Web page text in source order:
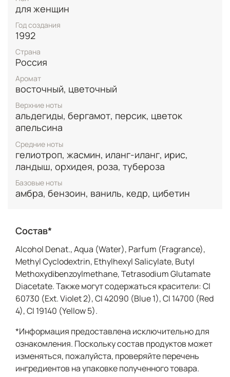
современность.
для женщин
Год создания
1992
Страна
Россия
Аромат
восточный, цветочный
Верхние ноты
альдегиды, бергамот, персик, цветок
апельсина
Средние ноты
гелиотроп, жасмин, иланг-иланг, ирис,
ландыш, орхидея, роза, тубероза
Базовые ноты
амбра, бензоин, ваниль, кедр, цибетин
Состав*
Alcohol Denat., Aqua (Water), Parfum (Fragrance),
Methyl Cyclodextrin, Ethylhexyl Salicylate, Butyl
Methoxydibenzoylmethane, Tetrasodium Glutamate
Diacetate. Также могут содержаться красители: CI
60730 (Ext. Violet 2), CI 42090 (Blue 1), CI 14700 (Red
4), CI 19140 (Yellow 5).
*Информация предоставлена исключительно для
ознакомления. Поскольку состав продуктов может
изменяться, пожалуйста, проверяйте перечень
ингредиентов на упаковке полученного товара.